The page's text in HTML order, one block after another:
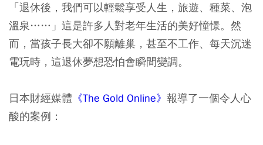
「退休後，我們可以輕鬆享受人生，旅遊、種菜、泡
溫泉……」這是許多人對老年生活的美好憧憬。然
而，當孩子長大卻不願離巢，甚至不工作、每天沉迷
電玩時，這退休夢想恐怕會瞬間變調。
日本財經媒體 《The Gold Online》 報導了一個令人心
酸的案例：